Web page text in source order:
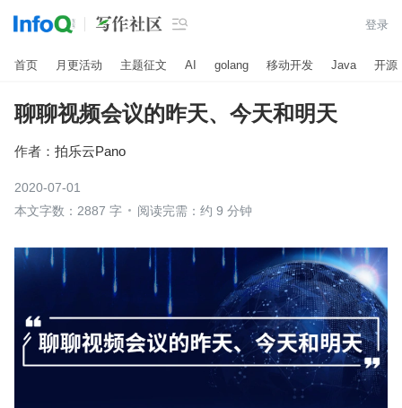
 登录
首页 月更活动 主题征文 AI golang 移动开发 Java 开源
聊聊视频会议的昨天、今天和明天
作者： 拍乐云Pano
2020-07-01
本文字数：2887 字
阅读完需：约 9 分钟